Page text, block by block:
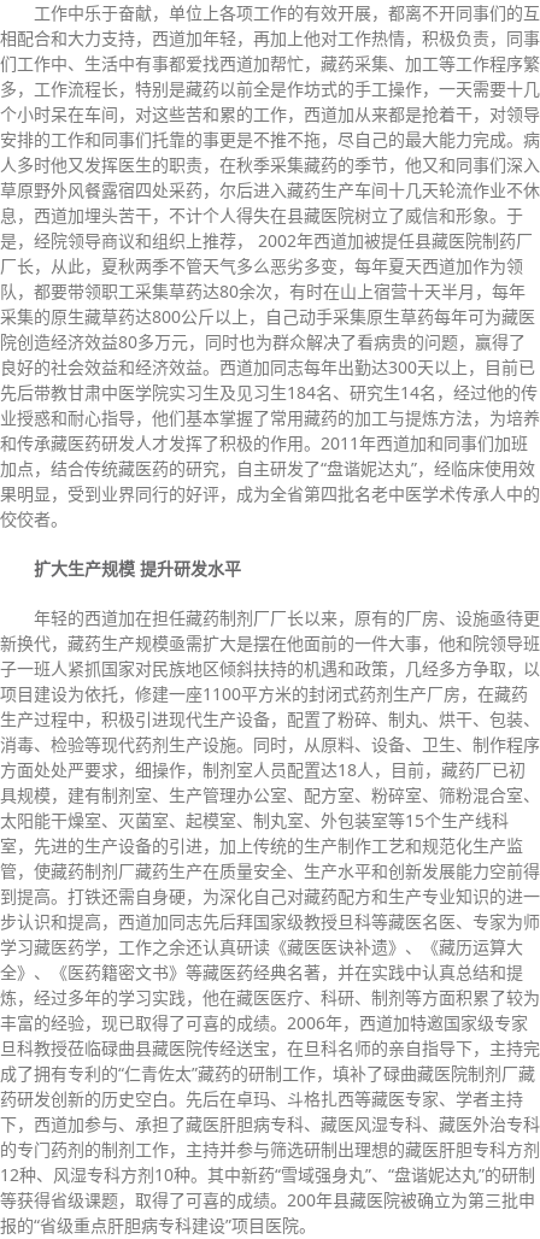
工作中乐于奋献，单位上各项工作的有效开展，都离不开同事们的互
相配合和大力支持，西道加年轻，再加上他对工作热情，积极负责，同事
们工作中、生活中有事都爱找西道加帮忙，藏药采集、加工等工作程序繁
多，工作流程长，特别是藏药以前全是作坊式的手工操作，一天需要十几
个小时呆在车间，对这些苦和累的工作，西道加从来都是抢着干，对领导
安排的工作和同事们托靠的事更是不推不拖，尽自己的最大能力完成。病
人多时他又发挥医生的职责，在秋季采集藏药的季节，他又和同事们深入
草原野外风餐露宿四处采药，尔后进入藏药生产车间十几天轮流作业不休
息，西道加埋头苦干，不计个人得失在县藏医院树立了威信和形象。于
是，经院领导商议和组织上推荐， 2002年西道加被提任县藏医院制药厂
厂长，从此，夏秋两季不管天气多么恶劣多变，每年夏天西道加作为领
队，都要带领职工采集草药达80余次，有时在山上宿营十天半月，每年
采集的原生藏草药达800公斤以上，自己动手采集原生草药每年可为藏医
院创造经济效益80多万元，同时也为群众解决了看病贵的问题，赢得了
良好的社会效益和经济效益。西道加同志每年出勤达300天以上，目前已
先后带教甘肃中医学院实习生及见习生184名、研究生14名，经过他的传
业授惑和耐心指导，他们基本掌握了常用藏药的加工与提炼方法，为培养
和传承藏医药研发人才发挥了积极的作用。2011年西道加和同事们加班
加点，结合传统藏医药的研究，自主研发了“盘谐妮达丸”，经临床使用效
果明显，受到业界同行的好评，成为全省第四批名老中医学术传承人中的
佼佼者。
扩大生产规模 提升研发水平
年轻的西道加在担任藏药制剂厂厂长以来，原有的厂房、设施亟待更
新换代，藏药生产规模亟需扩大是摆在他面前的一件大事，他和院领导班
子一班人紧抓国家对民族地区倾斜扶持的机遇和政策，几经多方争取，以
项目建设为依托，修建一座1100平方米的封闭式药剂生产厂房，在藏药
生产过程中，积极引进现代生产设备，配置了粉碎、制丸、烘干、包装、
消毒、检验等现代药剂生产设施。同时，从原料、设备、卫生、制作程序
方面处处严要求，细操作，制剂室人员配置达18人，目前，藏药厂已初
具规模，建有制剂室、生产管理办公室、配方室、粉碎室、筛粉混合室、
太阳能干燥室、灭菌室、起模室、制丸室、外包装室等15个生产线科
室，先进的生产设备的引进，加上传统的生产制作工艺和规范化生产监
管，使藏药制剂厂藏药生产在质量安全、生产水平和创新发展能力空前得
到提高。打铁还需自身硬，为深化自己对藏药配方和生产专业知识的进一
步认识和提高，西道加同志先后拜国家级教授旦科等藏医名医、专家为师
学习藏医药学，工作之余还认真研读《藏医医诀补遗》、《藏历运算大
全》、《医药籍密文书》等藏医药经典名著，并在实践中认真总结和提
炼，经过多年的学习实践，他在藏医医疗、科研、制剂等方面积累了较为
丰富的经验，现已取得了可喜的成绩。2006年，西道加特邀国家级专家
旦科教授莅临碌曲县藏医院传经送宝，在旦科名师的亲自指导下，主持完
成了拥有专利的“仁青佐太”藏药的研制工作，填补了碌曲藏医院制剂厂藏
药研发创新的历史空白。先后在卓玛、斗格扎西等藏医专家、学者主持
下，西道加参与、承担了藏医肝胆病专科、藏医风湿专科、藏医外治专科
的专门药剂的制剂工作，主持并参与筛选研制出理想的藏医肝胆专科方剂
12种、风湿专科方剂10种。其中新药“雪域强身丸”、“盘谐妮达丸”的研制
等获得省级课题，取得了可喜的成绩。200年县藏医院被确立为第三批申
报的“省级重点肝胆病专科建设”项目医院。